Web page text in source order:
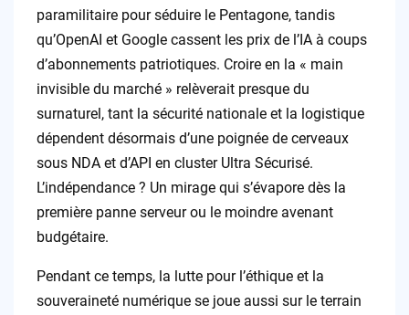
paramilitaire pour séduire le Pentagone, tandis
qu’OpenAI et Google cassent les prix de l’IA à coups
d’abonnements patriotiques. Croire en la « main
invisible du marché » relèverait presque du
surnaturel, tant la sécurité nationale et la logistique
dépendent désormais d’une poignée de cerveaux
sous NDA et d’API en cluster Ultra Sécurisé.
L’indépendance ? Un mirage qui s’évapore dès la
première panne serveur ou le moindre avenant
budgétaire.
Pendant ce temps, la lutte pour l’éthique et la
souveraineté numérique se joue aussi sur le terrain